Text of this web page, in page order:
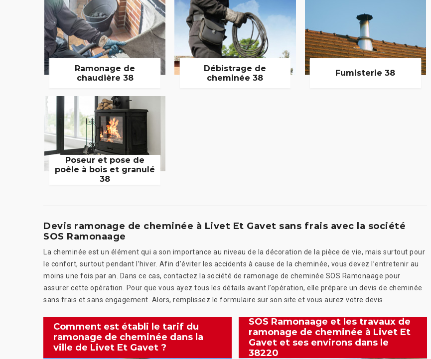
Ramonage de
chaudière 38
Débistrage de
cheminée 38
Fumisterie 38
Poseur et pose de
poêle à bois et granulé
38
Devis ramonage de cheminée à Livet Et Gavet sans frais avec la société
SOS Ramonaage
La cheminée est un élément qui a son importance au niveau de la décoration de la pièce de vie, mais surtout pour
le confort, surtout pendant l’hiver. Afin d’éviter les accidents à cause de la cheminée, vous devez l’entretenir au
moins une fois par an. Dans ce cas, contactez la société de ramonage de cheminée SOS Ramonaage pour
assurer cette opération. Pour que vous ayez tous les détails avant l’opération, elle prépare un devis de cheminée
sans frais et sans engagement. Alors, remplissez le formulaire sur son site et vous aurez votre devis.
Comment est établi le tarif du
ramonage de cheminée dans la
ville de Livet Et Gavet ?
SOS Ramonaage et les travaux de
ramonage de cheminée à Livet Et
Gavet et ses environs dans le
38220